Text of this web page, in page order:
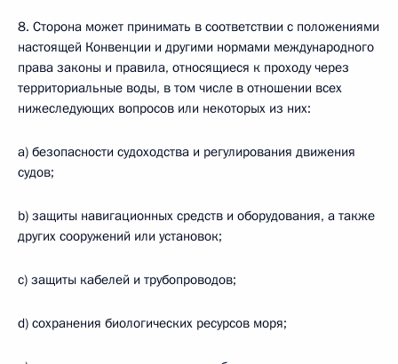
8. Сторона может принимать в соответствии с положениями
настоящей Конвенции и другими нормами международного
права законы и правила, относящиеся к проходу через
территориальные воды, в том числе в отношении всех
нижеследующих вопросов или некоторых из них:
a) безопасности судоходства и регулирования движения
судов;
b) защиты навигационных средств и оборудования, а также
других сооружений или установок;
c) защиты кабелей и трубопроводов;
d) сохранения биологических ресурсов моря;